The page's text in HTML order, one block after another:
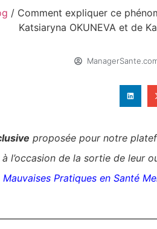
/ Comment expliquer ce
Katsiaryna OKUNEVA et de
proposée pour notre
l’occasion de la sortie de leur
Mauvaises Pratiques en Santé